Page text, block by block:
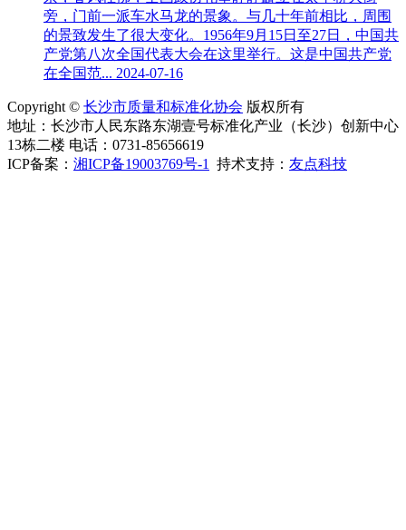
旁，门前一派车水马龙的景象。与几十年前相比，周围
的景致发生了很大变化。1956年9月15日至27日，中国共
产党第八次全国代表大会在这里举行。这是中国共产党
在全国范... 2024-07-16
Copyright © 长沙市质量和标准化协会 版权所有
地址：长沙市人民东路东湖壹号标准化产业（长沙）创新中心
13栋二楼 电话：0731-85656619
ICP备案： 湘ICP备19003769号-1 持术支持： 友点科技